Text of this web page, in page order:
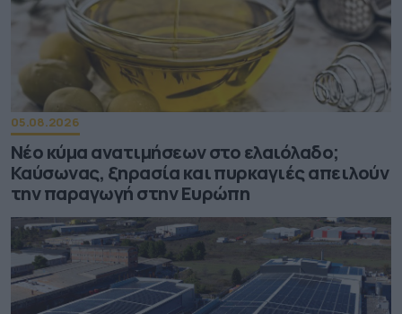
05.08.2026
Νέο κύμα ανατιμήσεων στο ελαιόλαδο;
Καύσωνας, ξηρασία και πυρκαγιές απειλούν
την παραγωγή στην Ευρώπη